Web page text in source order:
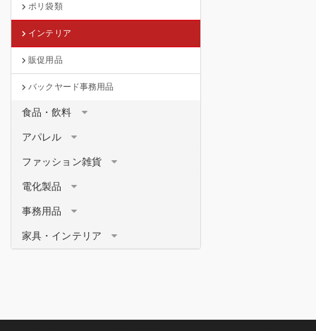
ポリ袋類
インテリア
販促用品
バックヤード事務用品
食品・飲料
アパレル
ファッション雑貨
電化製品
事務用品
家具・インテリア